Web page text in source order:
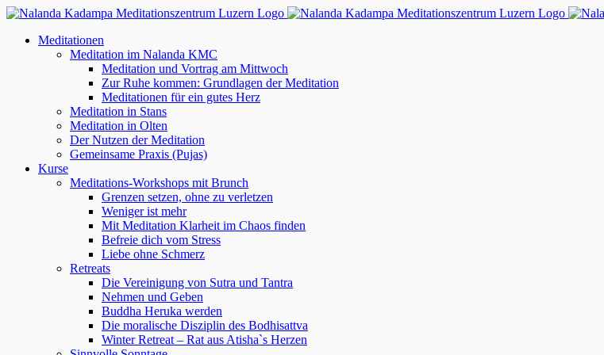
Zum
springenMeditationen
Meditation im Nalanda KMC
Meditation und Vortrag am Mittwoch
Zur Ruhe kommen: Grundlagen der Meditation
Meditationen für ein gutes Herz
Meditation in Stans
Meditation in Olten
Der Nutzen der Meditation
Gemeinsame Praxis (Pujas)
Kurse
Meditations-Workshops mit Brunch
Grenzen setzen, ohne zu verletzen
Weniger ist mehr
Mit Meditation Klarheit im Chaos finden
Befreie dich vom Stress
Liebe ohne Schmerz
Retreats
Die Vereinigung von Sutra und Tantra
Nehmen und Geben
Buddha Heruka werden
Die moralische Disziplin des Bodhisattva
Winter Retreat – Rat aus Atisha`s Herzen